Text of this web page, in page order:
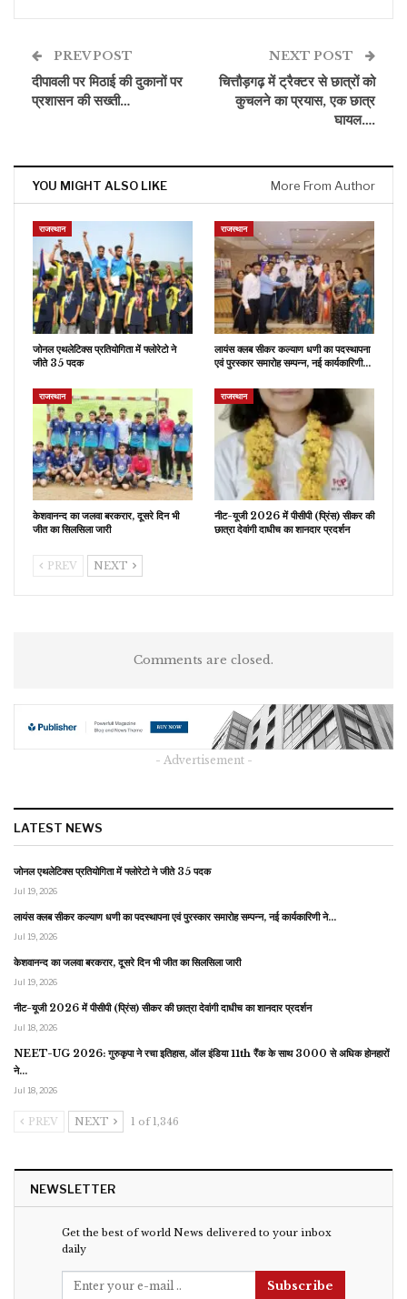
PREV POST
दीपावली पर मिठाई की दुकानों पर
प्रशासन की सख्ती…
NEXT POST
चित्तौड़गढ़ में ट्रैक्टर से छात्रों को
कुचलने का प्रयास, एक छात्र
घायल….
YOU MIGHT ALSO LIKE More From Author
राजस्थान
जोनल एथलेटिक्स प्रतियोगिता में फ्लोरेटो ने
जीते 35 पदक
राजस्थान
लायंस क्लब सीकर कल्याण धणी का पदस्थापना
एवं पुरस्कार समारोह सम्पन्न, नई कार्यकारिणी…
राजस्थान
केशवानन्द का जलवा बरकरार, दूसरे दिन भी
जीत का सिलसिला जारी
राजस्थान
नीट-यूजी 2026 में पीसीपी (प्रिंस) सीकर की
छात्रा देवांगी दाधीच का शानदार प्रदर्शन
PREV NEXT
Comments are closed.
- Advertisement -
LATEST NEWS
जोनल एथलेटिक्स प्रतियोगिता में फ्लोरेटो ने जीते 35 पदक
Jul 19, 2026
लायंस क्लब सीकर कल्याण धणी का पदस्थापना एवं पुरस्कार समारोह सम्पन्न, नई कार्यकारिणी ने…
Jul 19, 2026
केशवानन्द का जलवा बरकरार, दूसरे दिन भी जीत का सिलसिला जारी
Jul 19, 2026
नीट-यूजी 2026 में पीसीपी (प्रिंस) सीकर की छात्रा देवांगी दाधीच का शानदार प्रदर्शन
Jul 18, 2026
NEET-UG 2026: गुरुकृपा ने रचा इतिहास, ऑल इंडिया 11th रैंक के साथ 3000 से अधिक होनहारों
ने…
Jul 18, 2026
PREV NEXT 1 of 1,346
NEWSLETTER
Get the best of world News delivered to your inbox
daily
Subscribe